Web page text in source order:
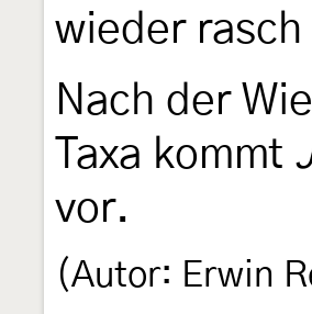
wieder
Nach der
Taxa kommt
vor.
(Autor: Erwin